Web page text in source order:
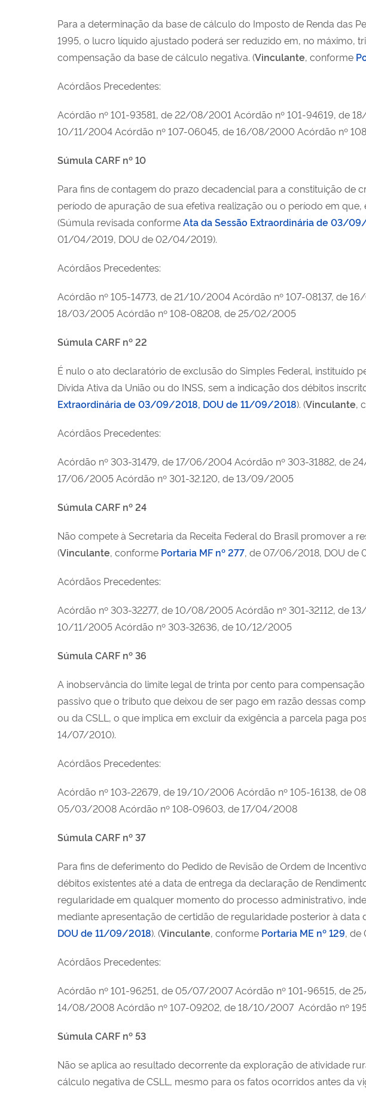
Para a determinação da base de cálculo do Imposto de Renda das
1995, o lucro líquido ajustado poderá ser reduzido em, no máximo,
compensação da base de cálculo negativa. (Vinculante, conforme
Acórdãos Precedentes:
Acórdão nº 101-93581, de 22/08/2001 Acórdão nº 101-94619, de
10/11/2004 Acórdão nº 107-06045, de 16/08/2000 Acórdão nº
Súmula CARF nº 10
Para fins de contagem do prazo decadencial para a constituição
período de apuração de sua efetiva realização ou o período em
(Súmula revisada conformeAta da Sessão Extraordinária de 03/
01/04/2019, DOU de 02/04/2019).
Acórdãos Precedentes:
Acórdão nº 105-14773, de 21/10/2004 Acórdão nº 107-08137, de
18/03/2005 Acórdão nº 108-08208, de 25/02/2005
Súmula CARF nº 22
É nulo o ato declaratório de exclusão do Simples Federal, instituído
Dívida Ativa da União ou do INSS, sem a indicação dos débitos
Extraordinária de 03/09/2018, DOU de 11/09/2018). (Vinculante,
Acórdãos Precedentes:
Acórdão nº 303-31479, de 17/06/2004 Acórdão nº 303-31882, de
17/06/2005 Acórdão nº 301-32.120, de 13/09/2005
Súmula CARF nº 24
Não compete à Secretaria da Receita Federal do Brasil promover a
(Vinculante, conforme Portaria MF nº 277, de 07/06/2018, DOU de
Acórdãos Precedentes:
Acórdão nº 303-32277, de 10/08/2005 Acórdão nº 301-32112, de
10/11/2005 Acórdão nº 303-32636, de 10/12/2005
Súmula CARF nº 36
A inobservância do limite legal de trinta por cento para
passivo que o tributo que deixou de ser pago em razão dessas
ou da CSLL, o que implica em excluir da exigência a parcela paga
14/07/2010).
Acórdãos Precedentes:
Acórdão nº 103-22679, de 19/10/2006 Acórdão nº 105-16138, de
05/03/2008 Acórdão nº 108-09603, de 17/04/2008
Súmula CARF nº 37
Para fins de deferimento do Pedido de Revisão de Ordem de
débitos existentes até a data de entrega da declaração de
regularidade em qualquer momento do processo administrativo,
mediante apresentação de certidão de regularidade posterior à
DOU de 11/09/2018). (Vinculante, conforme Portaria ME nº 129, de
Acórdãos Precedentes:
Acórdão nº 101-96251, de 05/07/2007 Acórdão nº 101-96515, de
14/08/2008 Acórdão nº 107-09202, de 18/10/2007 Acórdão nº
Súmula CARF nº 53
Não se aplica ao resultado decorrente da exploração de atividade
cálculo negativa de CSLL, mesmo para os fatos ocorridos antes da